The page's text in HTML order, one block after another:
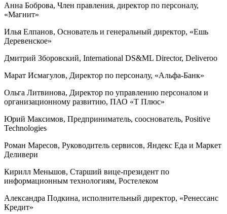
Анна Боброва, Член правления, директор по персоналу,
«Магнит»
Илья Елпанов, Основатель и генеральный директор, «Ешь
Деревенское»
Дмитрий Зборовский, International DS&ML Director, Deliveroo
Марат Исмагулов, Директор по персоналу, «Альфа-Банк»
Ольга Литвинова, Директор по управлению персоналом и
организационному развитию, ПАО «Т Плюс»
Юрий Максимов, Предприниматель, сооснователь, Positive
Technologies
Роман Маресов, Руководитель сервисов, Яндекс Еда и Маркет
Деливери
Кирилл Меньшов, Старший вице-президент по
информационным технологиям, ​​​​​​​Ростелеком
Александра Подкина, исполнительный директор, «Ренессанс
Кредит»